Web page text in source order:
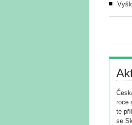
roce
té
se